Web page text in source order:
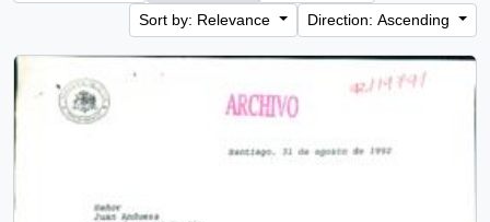
Sort by: Relevance
Direction: Ascending